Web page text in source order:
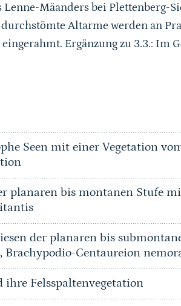
Lenne-Mäanders bei Plettenberg-
Altarme werden an
Ergänzung zu 3.3.: Im
Seen mit einer Vegetation
planaren bis montanen Stufe
der planaren bis
Brachypodio-Centaureion
ihre Felsspaltenvegetation